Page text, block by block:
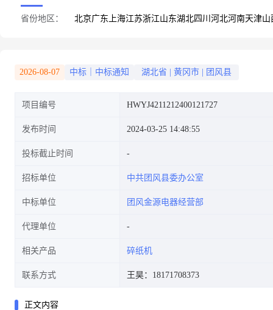
省份地区： 北京广东 上海江苏浙江山东湖北四川 河北河南天津山
2026-08-07 中标｜中标通知 湖北省 黄冈市 团风县
项目编号 HWYJ4211212400121727
发布时间 2024-03-25 14:48:55
投标截止时间
招标单位 中共团风县委办公室
中标单位 团风金源电器经营部
代理单位
相关产品 碎纸机
联系方式 王昊：18171708373
正文内容